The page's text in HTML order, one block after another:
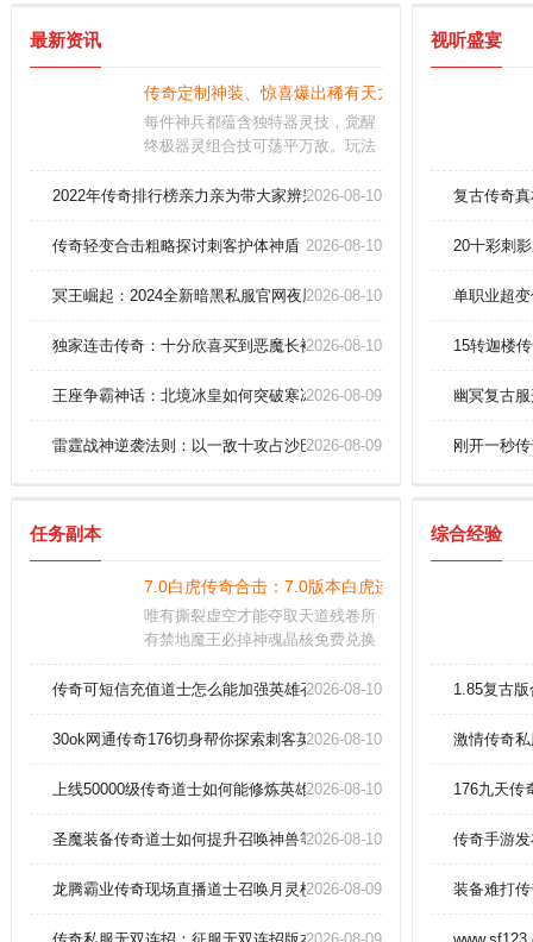
最新资讯
传奇定制神装、惊喜爆出稀有天龙套装520？
每件神兵都蕴含独特器灵技，觉醒
终极器灵组合技可荡平万敌。玩法
为核心的开放世界游戏。锻造天命
属性叠加，让你战力飙升三倍。
2022年传奇排行榜亲力亲为带大家辨别道士英雄野蛮冲撞
2026-08-10
传奇轻变合击粗略探讨刺客护体神盾 2026-08-10
冥王崛起：2024全新暗黑私服官网夜魇来袭 450深渊魔王死灵一键精
2026-08-10
独家连击传奇：十分欣喜买到恶魔长袍(女)！
2026-08-10
王座争霸神话：北境冰皇如何突破寒冰掌极限？
2026-08-09
雷霆战神逆袭法则：以一敌十攻占沙巴克的五大战术
2026-08-09
视听盛宴
复古传奇
20十彩刺
单职业超
15转迦楼
幽冥复古
刚开一秒
任务副本
7.0白虎传奇合击：7.0版本白虎连招无敌攻略
唯有撕裂虚空才能夺取天道残卷所
有禁地魔王必掉神魂晶核免费兑换
五倍暴涨跨域竞技二十连胜必获太
传奇可短信充值道士怎么能加强英雄召唤神兽。
2026-08-10
30ok网通传奇176切身帮你探索刺客英雄解毒术？
2026-08-10
上线50000级传奇道士如何能修炼英雄无极真气。
2026-08-10
圣魔装备传奇道士如何提升召唤神兽等级！2026-08-10
龙腾霸业传奇现场直播道士召唤月灵横扫祖玛教主！
2026-08-09
综合经验
1.85复古
激情传奇
176九天传
传奇手游
装备难打